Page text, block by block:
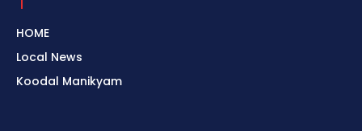
HOME
Local News
Koodal Manikyam